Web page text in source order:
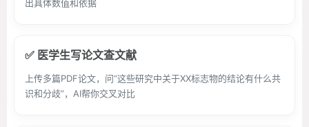
出具体数值和依据
✅ 医学生写论文查文献
上传多篇PDF论文，问“这些研究中关于XX标志物的结论有什么共
识和分歧”，AI帮你交叉对比